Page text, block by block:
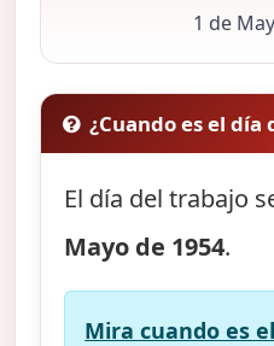
1 de
¿Cuando es el día
El día del trabajo
Mayo de 1954.
Mira cuando es